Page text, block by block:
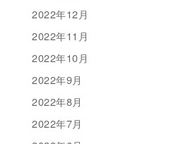
2022年12月
2022年11月
2022年10月
2022年9月
2022年8月
2022年7月